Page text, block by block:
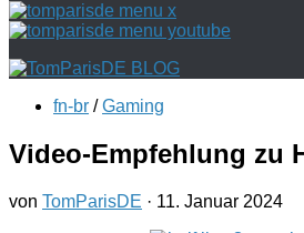
fn-br / Gaming
Video-Empfehlung zu
von TomParisDE · 11. Januar 2024